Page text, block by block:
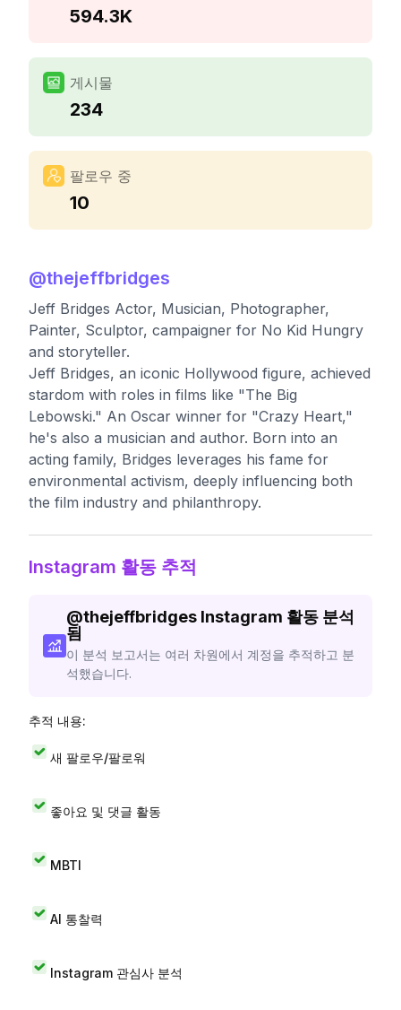
594.3K
게시물
234
팔로우 중
10
@thejeffbridges
Jeff Bridges Actor, Musician, Photographer,
Painter, Sculptor, campaigner for No Kid Hungry
and storyteller.
Jeff Bridges, an iconic Hollywood figure, achieved
stardom with roles in films like "The Big
Lebowski." An Oscar winner for "Crazy Heart,"
he's also a musician and author. Born into an
acting family, Bridges leverages his fame for
environmental activism, deeply influencing both
the film industry and philanthropy.
Instagram 활동 추적
@thejeffbridges Instagram 활동 분석
됨
이 분석 보고서는 여러 차원에서 계정을 추적하고 분
석했습니다.
추적 내용:
새 팔로우/팔로워
좋아요 및 댓글 활동
MBTI
AI 통찰력
Instagram 관심사 분석